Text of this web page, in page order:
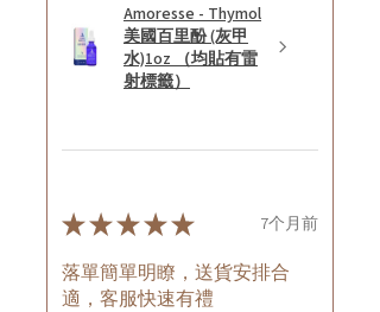
Amoresse - Thymol
美國百里酚 (灰甲
水)1oz （均貼有雷
射標籤）
★★★★★ 7个月前
落單簡單明瞭，送貨安排合
適，客服快速有禮